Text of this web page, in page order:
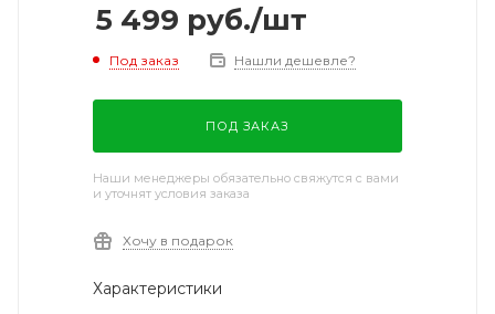
5 499 руб./шт
Под заказ Нашли дешевле?
ПОД ЗАКАЗ
Наши менеджеры обязательно свяжутся с вами
и уточнят условия заказа
Хочу в подарок
Характеристики